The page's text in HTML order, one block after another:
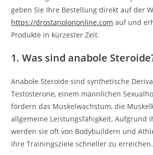
geben Sie Ihre Bestellung direkt auf der
https://drostanolononline.com auf und
Produkte in kürzester Zeit.
1. Was sind anabole
Anabole Steroide sind synthetische
Testosterone, einem männlichen
fördern das Muskelwachstum, die
allgemeine Leistungsfähigkeit. Aufgrund
werden sie oft von Bodybuildern und
ihre Trainingsziele schneller zu erreichen.